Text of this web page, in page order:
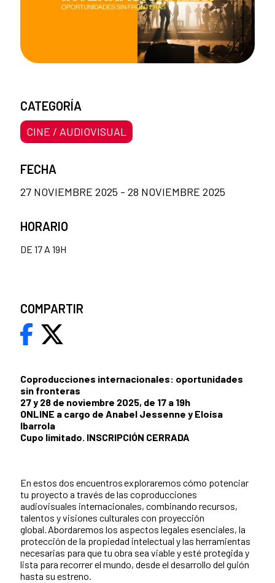
Coproducciones internacionales: oportunidades
sin fronteras
27 y 28 de noviembre 2025, de 17 a 19h
ONLINE a cargo de Anabel Jessenne y Eloísa
Ibarrola
Cupo limitado. INSCRIPCIÓN CERRADA
En estos dos encuentros exploraremos cómo potenciar
tu proyecto a través de las coproducciones
audiovisuales internacionales, combinando recursos,
talentos y visiones culturales con proyección
global. Abordaremos los aspectos legales esenciales, la
protección de la propiedad intelectual y las herramientas
necesarias para que tu obra sea viable y esté protegida y
lista para recorrer el mundo, desde el desarrollo del guión
hasta su estreno.
CATEGORÍA
CINE / AUDIOVISUAL
FECHA
27 NOVIEMBRE 2025 - 28 NOVIEMBRE 2025
HORARIO
DE 17 A 19H
COMPARTIR